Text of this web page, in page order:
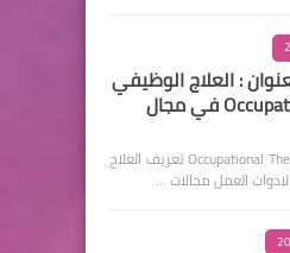
: العلاج الوظيفي
Occupational Therapy في مجال
محتويات دورة العلاج الوظيفي Occupational Therapy تعريف العلاج
العمل مجالات …